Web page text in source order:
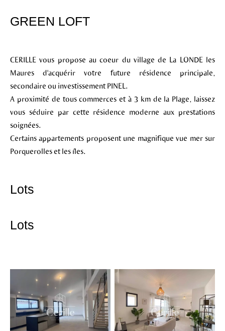
GREEN LOFT
CERILLE vous propose au coeur du village de La LONDE les
Maures d'acquérir votre future résidence principale,
secondaire ou investissement PINEL.
A proximité de tous commerces et à 3 km de la Plage, laissez
vous séduire par cette résidence moderne aux prestations
soignées.
Certains appartements proposent une magnifique vue mer sur
Porquerolles et les îles.
Lots
Lots